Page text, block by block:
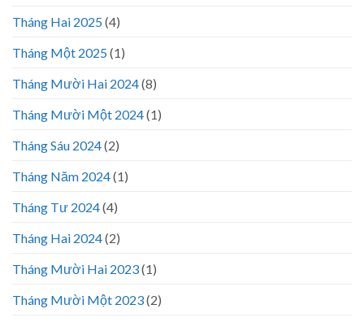
Tháng Hai 2025(4)
Tháng Một 2025(1)
Tháng Mười Hai 2024(8)
Tháng Mười Một 2024(1)
Tháng Sáu 2024(2)
Tháng Năm 2024(1)
Tháng Tư 2024(4)
Tháng Hai 2024(2)
Tháng Mười Hai 2023(1)
Tháng Mười Một 2023(2)